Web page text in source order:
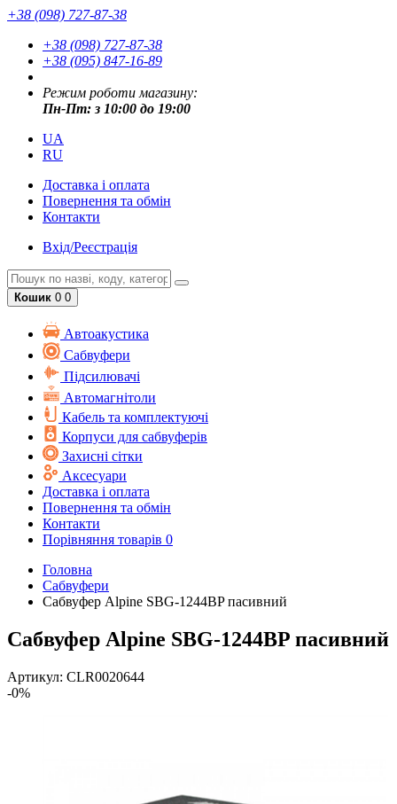
+38 (098) 727-87-38
+38 (098) 727-87-38
+38 (095) 847-16-89
Режим роботи магазину:
Пн-Пт: з 10:00 до 19:00
UA
RU
Доставка і оплата
Повернення та обмін
Контакти
Вхід/Реєстрація
Кошик 0 0
Автоакустика
Cабвуфери
Підсилювачі
Автомагнітоли
Кабель та комплектуючі
Корпуси для сабвуферів
Захисні сітки
Аксесуари
Доставка і оплата
Повернення та обмін
Контакти
Порівняння товарів 0
Головна
Cабвуфери
Сабвуфер Alpine SBG-1244BP пасивний
Сабвуфер Alpine SBG-1244BP пасивний
Артикул: CLR0020644
-0%